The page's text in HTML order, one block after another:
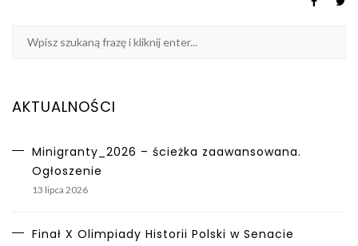
AKTUALNOŚCI
Minigranty_2026 – ścieżka zaawansowana.
Ogłoszenie
13 lipca 2026
Finał X Olimpiady Historii Polski w Senacie